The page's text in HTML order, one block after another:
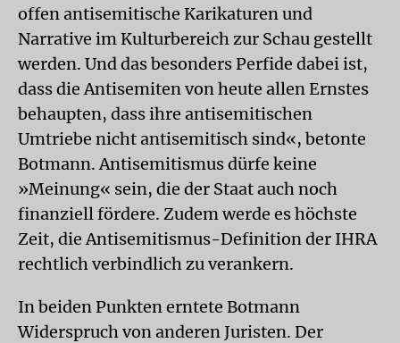
offen antisemitische Karikaturen und
Narrative im Kulturbereich zur Schau gestellt
werden. Und das besonders Perfide dabei ist,
dass die Antisemiten von heute allen Ernstes
behaupten, dass ihre antisemitischen
Umtriebe nicht antisemitisch sind«, betonte
Botmann. Antisemitismus dürfe keine
»Meinung« sein, die der Staat auch noch
finanziell fördere. Zudem werde es höchste
Zeit, die Antisemitismus-Definition der IHRA
rechtlich verbindlich zu verankern.
In beiden Punkten erntete Botmann
Widerspruch von anderen Juristen. Der